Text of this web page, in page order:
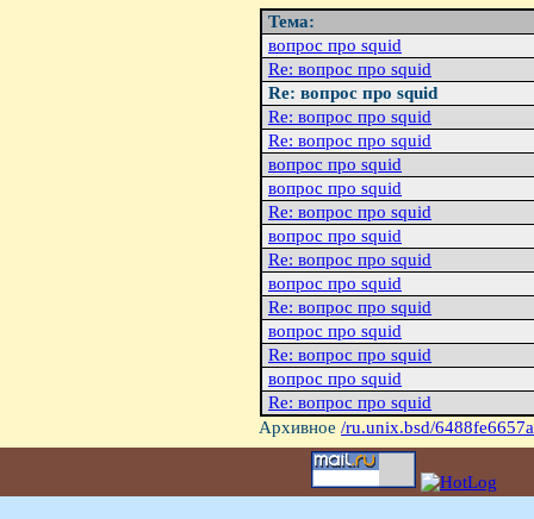
Тема:
вопрос про squid
Re: вопрос про squid
Re: вопрос про squid
Re: вопрос про squid
Re: вопрос про squid
вопрос про squid
вопрос про squid
Re: вопрос про squid
вопрос про squid
Re: вопрос про squid
вопрос про squid
Re: вопрос про squid
вопрос про squid
Re: вопрос про squid
вопрос про squid
Re: вопрос про squid
Архивное /ru.unix.bsd/